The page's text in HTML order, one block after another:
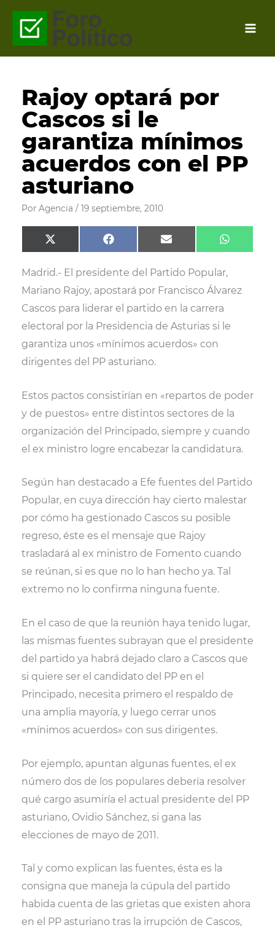
contenido
Rajoy optará por
Cascos si le
garantiza mínimos
acuerdos con el PP
asturiano
Por Agencia / 19 septiembre, 2010
Compartir
en
X
(
w
t
e
r
)
Compartir
en
F
a
e
o
k
Compartir
en
E
m
i
en
W
h
A
Madrid.- El presidente del Partido Popular,
Mariano Rajoy, apostará por Francisco Álvarez
Cascos para liderar el partido en la carrera
electoral por la Presidencia de Asturias si le
garantiza unos «mínimos acuerdos» con
dirigentes del PP asturiano.
Estos pactos consistirían en «repartos de poder
y de puestos» entre distintos sectores de la
organización del Principado, siempre y cuando
el ex ministro logre encabezar la candidatura.
Según han destacado a Efe fuentes del Partido
Popular, en cuya dirección hay cierto malestar
por cómo ha gestionado Cascos su posible
regreso, éste es el mensaje que Rajoy
trasladará al ex ministro de Fomento cuando
se reúnan, si es que no lo han hecho ya. Tal
extremo no lo confirma ninguna fuente.
En el caso de que la reunión haya tenido lugar,
las mismas fuentes subrayan que el presidente
del partido ya habrá dejado claro a Cascos que
si quiere ser el candidato del PP en el
Principado, necesita primero el respaldo de
una amplia mayoría, y luego cerrar unos
«mínimos acuerdos» con sus dirigentes.
Por ejemplo, apuntan algunas fuentes, el ex
número dos de los populares debería resolver
qué cargo asumiría el actual presidente del PP
asturiano, Ovidio Sánchez, si gana las
elecciones de mayo de 2011.
Tal y como explican las fuentes, ésta es la
consigna que maneja la cúpula del partido
habida cuenta de las grietas que existen ahora
en el PP asturiano tras la irrupción de Cascos,